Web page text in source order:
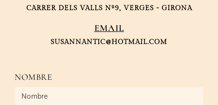
CARRER DELS VALLS Nº9, VERGES - GIRONA
EMAIL
SUSANNANTIC@HOTMAIL.COM
NOMBRE